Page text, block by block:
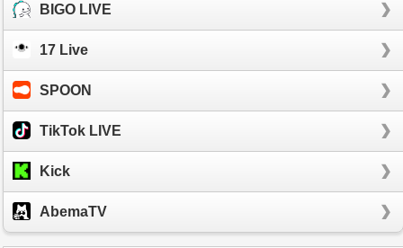
BIGO LIVE
17 Live
SPOON
TikTok LIVE
Kick
AbemaTV